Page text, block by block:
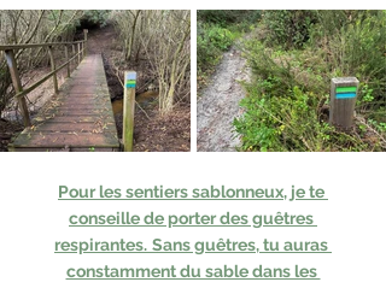
Pour les sentiers sablonneux, je te
conseille de porter des guêtres
respirantes. Sans guêtres, tu auras
constamment du sable dans les